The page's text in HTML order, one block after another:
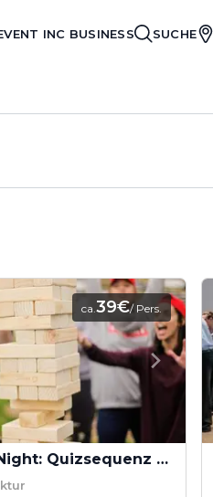
INC BUSINESS SUCHE
ca.39€/ Pers.
Ihre GameNight: Quizsequenz & coole Games